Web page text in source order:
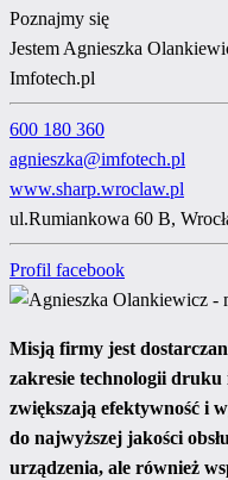
Poznajmy się
Jestem Agnieszka
Imfotech.pl
600 180 360
agnieszka@imfotech.pl
www.sharp.wroclaw.pl
ul.Rumiankowa 60 B,
Profil facebook
Misją firmy jest
zakresie technologii
zwiększają efektywność i
do najwyższej jakości
urządzenia, ale również